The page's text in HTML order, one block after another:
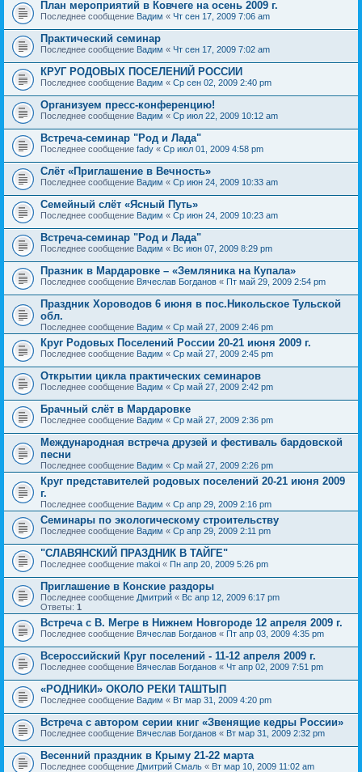
План мероприятий в Ковчеге на осень 2009 г.
Последнее сообщение Вадим « Чт сен 17, 2009 7:06 am
Практический семинар
Последнее сообщение Вадим « Чт сен 17, 2009 7:02 am
КРУГ РОДОВЫХ ПОСЕЛЕНИЙ РОССИИ
Последнее сообщение Вадим « Ср сен 02, 2009 2:40 pm
Организуем пресс-конференцию!
Последнее сообщение Вадим « Ср июл 22, 2009 10:12 am
Встреча-семинар "Род и Лада"
Последнее сообщение fady « Ср июл 01, 2009 4:58 pm
Слёт «Приглашение в Вечность»
Последнее сообщение Вадим « Ср июн 24, 2009 10:33 am
Семейный слёт «Ясный Путь»
Последнее сообщение Вадим « Ср июн 24, 2009 10:23 am
Встреча-семинар "Род и Лада"
Последнее сообщение Вадим « Вс июн 07, 2009 8:29 pm
Празник в Мардаровке – «Земляника на Купала»
Последнее сообщение Вячеслав Богданов « Пт май 29, 2009 2:54 pm
Праздник Хороводов 6 июня в пос.Никольское Тульской
обл.
Последнее сообщение Вадим « Ср май 27, 2009 2:46 pm
Круг Родовых Поселений России 20-21 июня 2009 г.
Последнее сообщение Вадим « Ср май 27, 2009 2:45 pm
Открытии цикла практических семинаров
Последнее сообщение Вадим « Ср май 27, 2009 2:42 pm
Брачный слёт в Мардаровке
Последнее сообщение Вадим « Ср май 27, 2009 2:36 pm
Международная встреча друзей и фестиваль бардовской
песни
Последнее сообщение Вадим « Ср май 27, 2009 2:26 pm
Круг представителей родовых поселений 20-21 июня 2009
г.
Последнее сообщение Вадим « Ср апр 29, 2009 2:16 pm
Семинары по экологическому строительству
Последнее сообщение Вадим « Ср апр 29, 2009 2:11 pm
"СЛАВЯНСКИЙ ПРАЗДНИК В ТАЙГЕ"
Последнее сообщение makoi « Пн апр 20, 2009 5:26 pm
Приглашение в Конские раздоры
Последнее сообщение Дмитрий « Вс апр 12, 2009 6:17 pm
Ответы: 1
Встреча с В. Мегре в Нижнем Новгороде 12 апреля 2009 г.
Последнее сообщение Вячеслав Богданов « Пт апр 03, 2009 4:35 pm
Всероссийский Круг поселений - 11-12 апреля 2009 г.
Последнее сообщение Вячеслав Богданов « Чт апр 02, 2009 7:51 pm
«РОДНИКИ» ОКОЛО РЕКИ ТАШТЫП
Последнее сообщение Вадим « Вт мар 31, 2009 4:20 pm
Встреча с автором серии книг «Звенящие кедры России»
Последнее сообщение Вячеслав Богданов « Вт мар 31, 2009 2:32 pm
Весенний праздник в Крыму 21-22 марта
Последнее сообщение Дмитрий Смаль « Вт мар 10, 2009 11:02 am